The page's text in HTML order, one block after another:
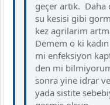
geçer artık.
su kesisi gibi
kez agrilarim
Demem o ki
mi enfeksiyon
den mi
sonra yine idrar
yada sistite